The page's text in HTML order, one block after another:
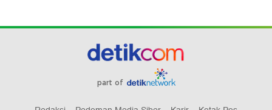
part of